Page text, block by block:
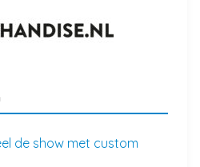
de show met custom